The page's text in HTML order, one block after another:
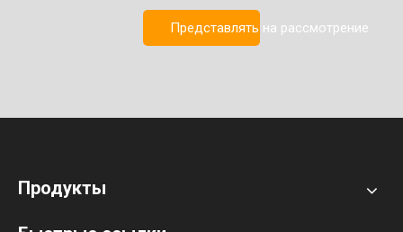
Представлять на рассмотрение
Продукты